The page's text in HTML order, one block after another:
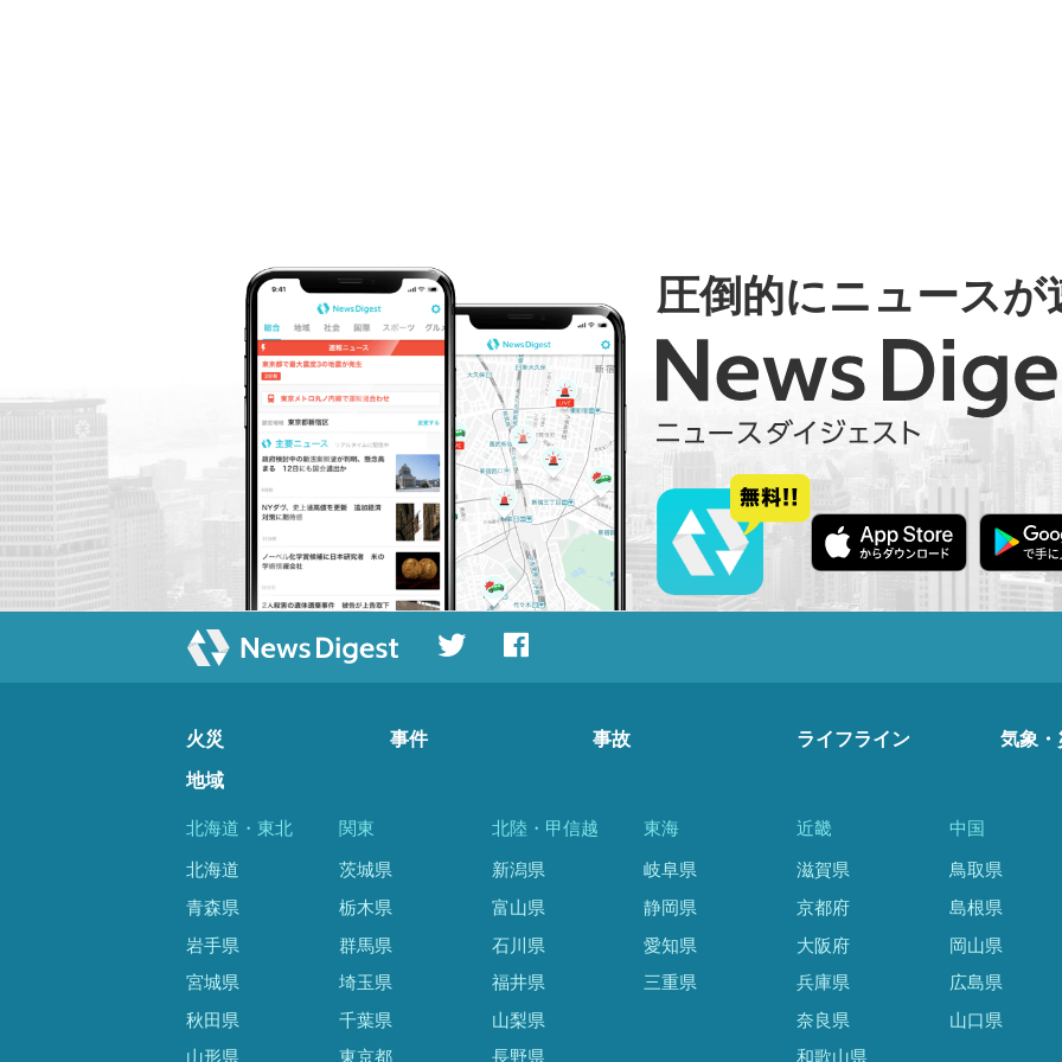
圧倒的にニュースが
火災 事件 事故 ライフライン 気象・
地域
北海道・東北
北海道
青森県
岩手県
宮城県
秋田県
山形県
関東
茨城県
栃木県
群馬県
埼玉県
千葉県
東京都
北陸・甲信越
新潟県
富山県
石川県
福井県
山梨県
長野県
東海
岐阜県
静岡県
愛知県
三重県
近畿
滋賀県
京都府
大阪府
兵庫県
奈良県
和歌山県
中国
鳥取県
島根県
岡山県
広島県
山口県